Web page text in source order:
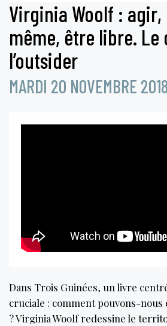
Virginia Woolf :
même, être libre. Le
l’outsider
MARDI 20 NOVEMBRE 2018
Dans Trois Guinées, un livre
cruciale : comment pouvons-
? Virginia Woolf redessine le